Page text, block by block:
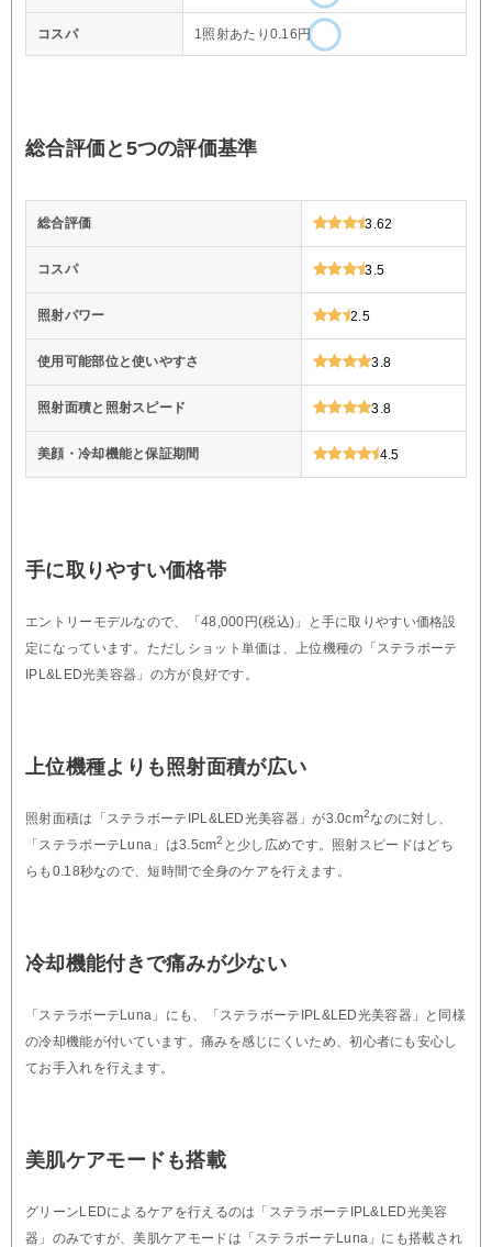
コスパ 1照射あたり0.16円
総合評価と5つの評価基準
総合評価 3.62
コスパ 3.5
照射パワー 2.5
使用可能部位と使いやすさ 3.8
照射面積と照射スピード 3.8
美顔・冷却機能と保証期間 4.5
手に取りやすい価格帯
エントリーモデルなので、「48,000円(税込)」と手に取りやすい価格設
定になっています。ただしショット単価は、上位機種の「ステラボーテ
IPL&LED光美容器」の方が良好です。
上位機種よりも照射面積が広い
照射面積は「ステラボーテIPL&LED光美容器」が3.0cm2なのに対し、
「ステラボーテLuna」は3.5cm2 と少し広めです。照射スピードはどち
らも0.18秒なので、短時間で全身のケアを行えます。
冷却機能付きで痛みが少ない
「ステラボーテLuna」にも、「ステラボーテIPL&LED光美容器」と同様
の冷却機能が付いています。痛みを感じにくいため、初心者にも安心し
てお手入れを行えます。
美肌ケアモードも搭載
グリーンLEDによるケアを行えるのは「ステラボーテIPL&LED光美容
器」のみですが、美肌ケアモードは「ステラボーテLuna」にも搭載され